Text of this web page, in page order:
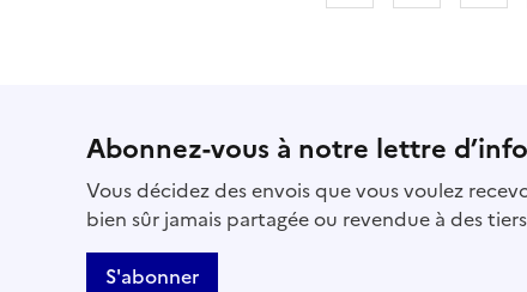
Abonnez-vous à notre lettre
Vous décidez des envois que vous voulez
bien sûr jamais partagée ou revendue à des
S'abonner